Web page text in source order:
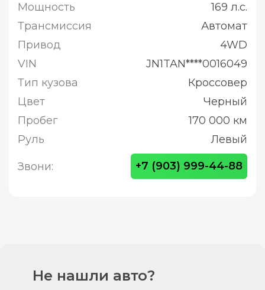
Мощность
169 л.с.
Трансмиссия
Автомат
Привод
4WD
VIN
JN1TAN****0016049
Тип кузова
Кроссовер
Цвет
Черный
Пробег
170 000 км
Руль
Левый
Звони: +7 (903) 999-44-88
Не нашли авто?